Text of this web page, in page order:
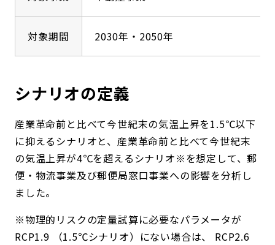
対象期間 2030年・2050年
シナリオの定義
産業革命前と比べて今世紀末の気温上昇を1.5℃以下
に抑えるシナリオと、産業革命前と比べて今世紀末
の気温上昇が4℃を超えるシナリオ※を想定して、郵
便・物流事業及び郵便局窓口事業への影響を分析し
ました。
※物理的リスクの定量試算に必要なパラメータが
RCP1.9 （1.5℃シナリオ）にない場合は、 RCP2.6